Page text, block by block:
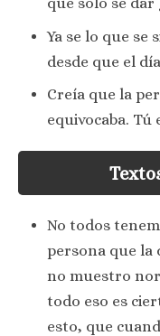
que solo se dar
Ya se lo que se
desde que el
Creía que la
equivocaba. Tú
No todos
persona que la
no muestro
todo eso es
esto, que